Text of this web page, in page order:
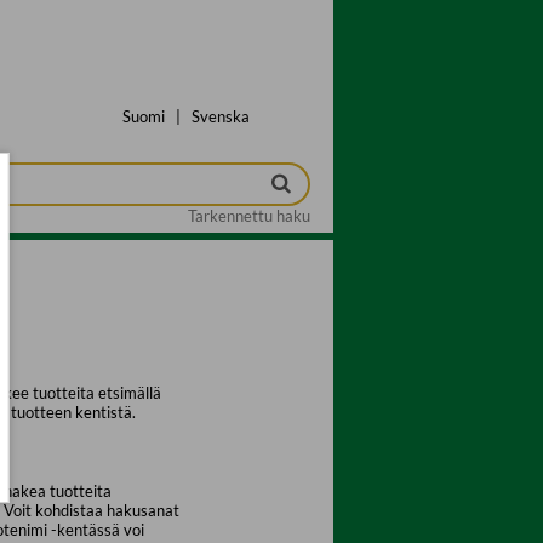
Suomi Svenska
Tarkennettu haku
tuotteita etsimällä
tuotteen kentistä.
hakea tuotteita
kohdistaa hakusanat
-kentässä voi